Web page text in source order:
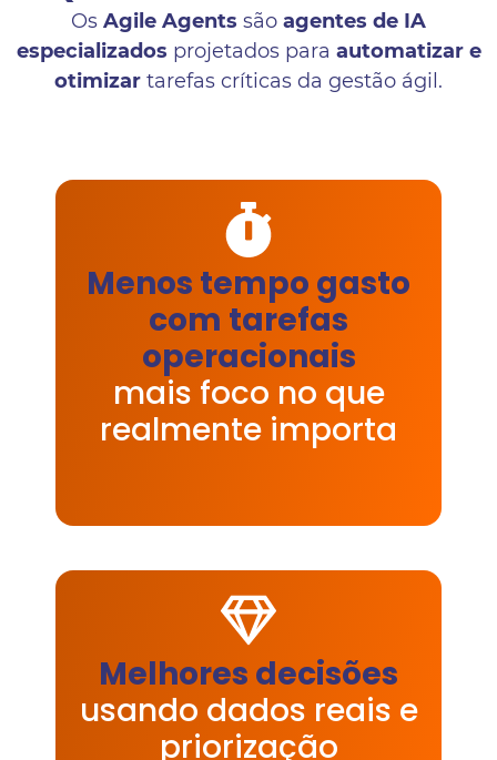
Os Agile Agents são agentes de IA
especializados projetados para automatizar e
otimizar tarefas críticas da gestão ágil.
Menos tempo gasto
com tarefas
operacionais
mais foco no que
realmente importa
Melhores decisões
usando dados reais e
priorização